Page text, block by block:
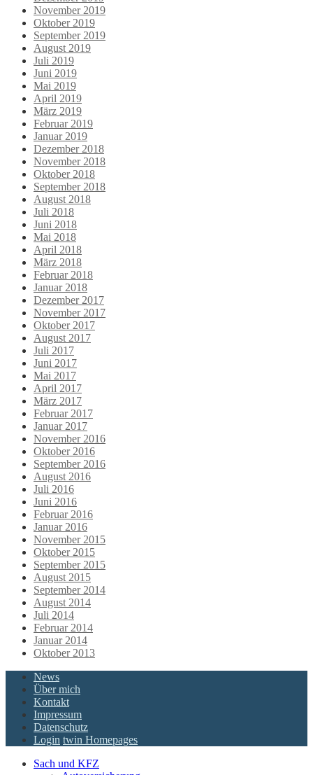
November 2019
Oktober 2019
September 2019
August 2019
Juli 2019
Juni 2019
Mai 2019
April 2019
März 2019
Februar 2019
Januar 2019
Dezember 2018
November 2018
Oktober 2018
September 2018
August 2018
Juli 2018
Juni 2018
Mai 2018
April 2018
März 2018
Februar 2018
Januar 2018
Dezember 2017
November 2017
Oktober 2017
August 2017
Juli 2017
Juni 2017
Mai 2017
April 2017
März 2017
Februar 2017
Januar 2017
November 2016
Oktober 2016
September 2016
August 2016
Juli 2016
Juni 2016
Februar 2016
Januar 2016
November 2015
Oktober 2015
September 2015
August 2015
September 2014
August 2014
Juli 2014
Februar 2014
Januar 2014
Oktober 2013
News
Über mich
Kontakt
Impressum
Datenschutz
Login twin Homepages
Sach und KFZ